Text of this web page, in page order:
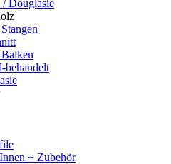
/ Douglasie
+ Zubehör